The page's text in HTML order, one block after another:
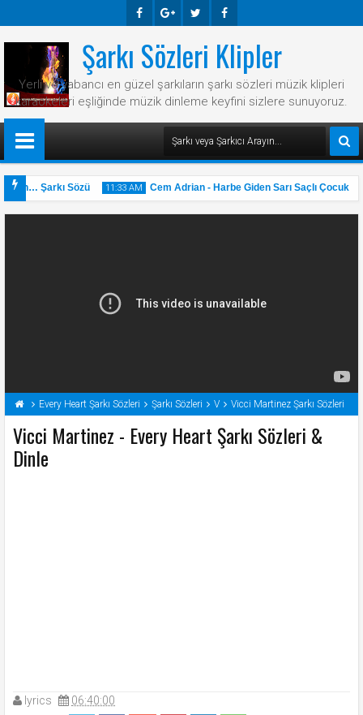
Ook E-
Plus
R Ook
Şarkı Sözleri Klipler
Yerli ve yabancı en güzel şarkıların şarkı sözleri müzik klipleri
karaokeleri eşliğinde müzik dinleme keyfini sizlere sunuyoruz.
Şarkı Sözü 11:33 AM
31 May
2025
Cem Adrian - Harbe Giden Sarı Saçlı Çocuk
Every Heart Şarkı Sözleri Şarkı Sözleri V Vicci Martinez Şarkı Sözleri
Vicci Martinez - Every Heart Şarkı Sözleri &
Dinle
lyrics 06:40:00